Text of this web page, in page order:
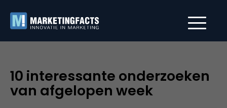
10 interessante onderzoeken
van afgelopen week